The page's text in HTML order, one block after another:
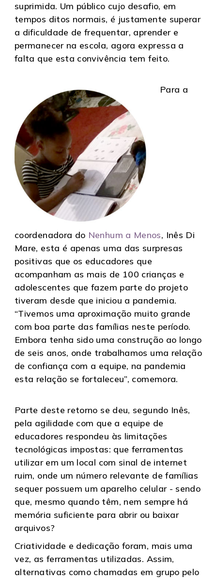
suprimida. Um público cujo desafio, em
tempos ditos normais, é justamente superar
a dificuldade de frequentar, aprender e
permanecer na escola, agora expressa a
falta que esta convivência tem feito.
Para a
coordenadora do Nenhum a Menos, Inês Di
Mare, esta é apenas uma das surpresas
positivas que os educadores que
acompanham as mais de 100 crianças e
adolescentes que fazem parte do projeto
tiveram desde que iniciou a pandemia.
“Tivemos uma aproximação muito grande
com boa parte das famílias neste período.
Embora tenha sido uma construção ao longo
de seis anos, onde trabalhamos uma relação
de confiança com a equipe, na pandemia
esta relação se fortaleceu”, comemora.
Parte deste retorno se deu, segundo Inês,
pela agilidade com que a equipe de
educadores respondeu às limitações
tecnológicas impostas: que ferramentas
utilizar em um local com sinal de internet
ruim, onde um número relevante de famílias
sequer possuem um aparelho celular - sendo
que, mesmo quando têm, nem sempre há
memória suficiente para abrir ou baixar
arquivos?
Criatividade e dedicação foram, mais uma
vez, as ferramentas utilizadas. Assim,
alternativas como chamadas em grupo pelo